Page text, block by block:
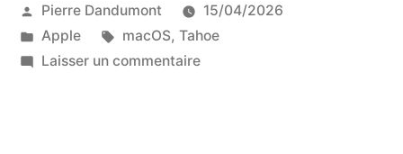
(un
peu)
Publié
par
Pierre Dandumont
15/04/2026
Publié
dans
Apple Étiquettes :
macOS, Tahoe
Laisser un commentairesur